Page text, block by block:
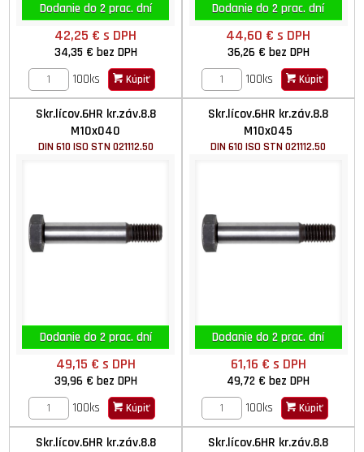
Dodanie do 2 prac. dní
42,25 €s DPH
34,35 € bez DPH
100ks
Kúpiť
Dodanie do 2 prac. dní
44,60 €s DPH
36,26 € bez DPH
100ks
Kúpiť
Skr.lícov.6HR kr.záv.8.8
M10x040
DIN 610 ISO STN 021112.50
Dodanie do 2 prac. dní
49,15 € s DPH
39,96 € bez DPH
100ks
Kúpiť
Skr.lícov.6HR kr.záv.8.8
M10x045
DIN 610 ISO STN 021112.50
Dodanie do 2 prac. dní
61,16 € s DPH
49,72 €bez DPH
100ks
Kúpiť
Skr.lícov.6HR kr.záv.8.8
Skr.lícov.6HR kr.záv.8.8